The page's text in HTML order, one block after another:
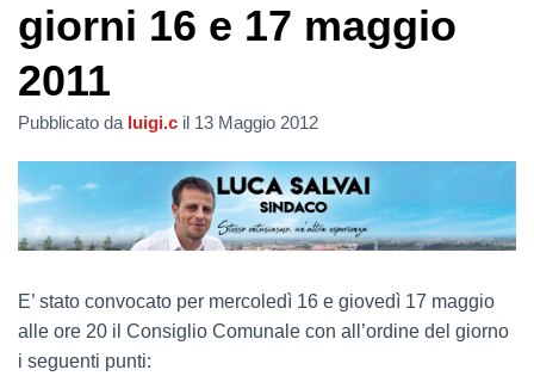
giorni 16 e 17 maggio
2011
Pubblicato da luigi.c il 13 Maggio 2012
E’ stato convocato per mercoledì 16 e giovedì 17 maggio
alle ore 20 il Consiglio Comunale con all’ordine del giorno
i seguenti punti: